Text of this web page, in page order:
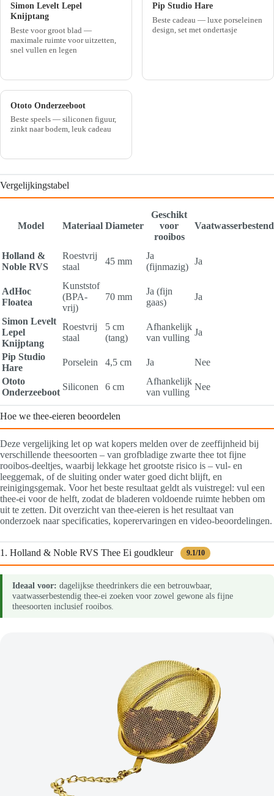
Simon Levelt Lepel
Knijptang
Beste voor groot blad —
maximale ruimte voor uitzetten,
snel vullen en legen
Pip Studio Hare
Beste cadeau — luxe porseleinen
design, set met ondertasje
Ototo Onderzeeboot
Beste speels — siliconen figuur,
zinkt naar bodem, leuk cadeau
Vergelijkingstabel
Model Materiaal Diameter
Geschikt
voor
rooibos
Holland &
Noble RVS
Roestvrij
staal
45 mm
Ja
(fijnmazig)
Ja
AdHoc
Floatea
Kunststof
(BPA-
vrij)
70 mm
Ja (fijn
gaas)
Ja
Simon Levelt
Lepel
Knijptang
Roestvrij
staal
5 cm
(tang)
Afhankelijk
van vulling
Ja
Pip Studio
Hare
Porselein 4,5 cm Ja
Nee
Ototo
Onderzeeboot
Siliconen 6 cm
Afhankelijk
van vulling
Nee
Hoe we thee-eieren beoordelen
Deze vergelijking let op wat kopers melden over de zeeffijnheid bij
verschillende theesoorten – van grofbladige zwarte thee tot fijne
rooibos-deeltjes, waarbij lekkage het grootste risico is – vul- en
leeggemak, of de sluiting onder water goed dicht blijft, en
reinigingsgemak. Voor het beste resultaat geldt als vuistregel: vul een
thee-ei voor de helft, zodat de bladeren voldoende ruimte hebben om
uit te zetten. Dit overzicht van thee-eieren is het resultaat van
onderzoek naar specificaties, koperervaringen en video-beoordelingen.
1. Holland & Noble RVS Thee Ei goudkleur 9.1/10
Ideaal voor: dagelijkse theedrinkers die een betrouwbaar,
vaatwasserbestendig thee-ei zoeken voor zowel gewone als fijne
theesoorten inclusief rooibos.